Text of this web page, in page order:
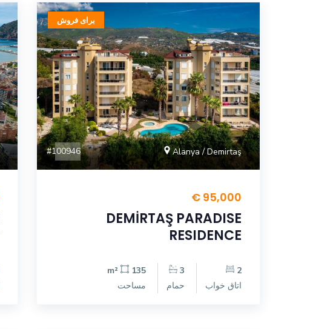
برای فروش
Alanya / Demirtaş
#100946
95,000 €
DEMİRTAŞ PARADISE
RESIDENCE
2
اتاق خواب
3
حمام
135 m²
مساحت